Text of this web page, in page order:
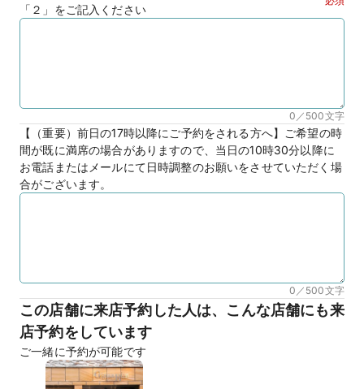
「２」をご記入ください
0／500文字
【（重要）前日の17時以降にご予約をされる方へ】ご希望の時
間が既に満席の場合がありますので、当日の10時30分以降に
お電話またはメールにて日時調整のお願いをさせていただく場
合がございます。
0／500文字
この店舗に来店予約した人は、こんな店舗にも来
店予約をしています
ご一緒に予約が可能です